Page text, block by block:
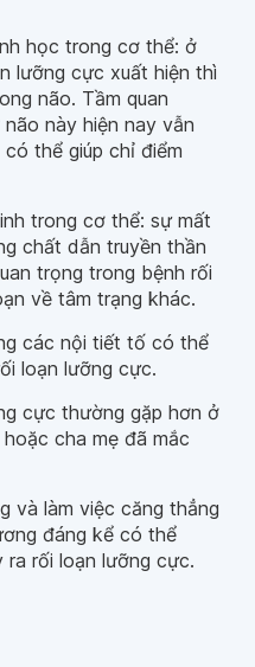
học trong cơ thể: ở
lưỡng cực xuất hiện thì
não. Tầm quan
này hiện nay vẫn
thể giúp chỉ điểm
trong cơ thể: sự mất
chất dẫn truyền thần
trọng trong bệnh rối
về tâm trạng khác.
các nội tiết tố có thể
loạn lưỡng cực.
cực thường gặp hơn ở
cha mẹ đã mắc
và làm việc căng thẳng
đáng kể có thể
rối loạn lưỡng cực.